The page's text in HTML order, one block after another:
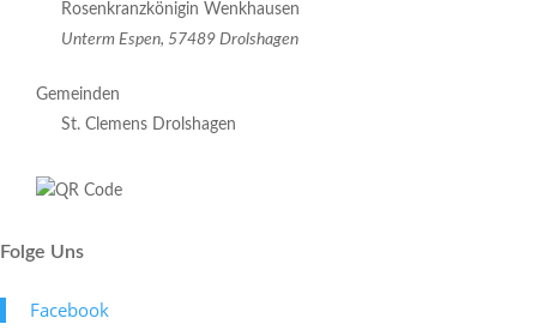
Rosenkranzkönigin Wenkhausen
Unterm Espen, 57489 Drolshagen
Gemeinden
St. Clemens Drolshagen
Folge Uns
Face­book